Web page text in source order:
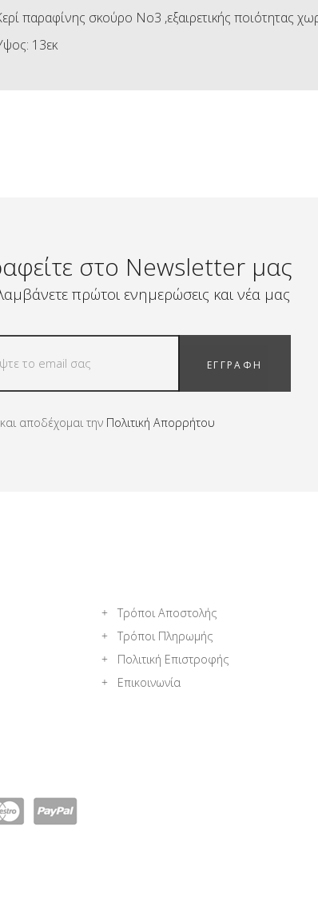
παραφίνης σκούρο Νο3 ,εξαιρετικής ποιότητας
13εκ
στο Newsletter μας
πρώτοι ενημερώσεις και νέα μας
ΕΓΓΡΑΦΗ
αποδέχομαι την Πολιτική Απορρήτου
Τρόποι Αποστολής
Τρόποι Πληρωμής
Πολιτική Επιστροφής
Επικοινωνία